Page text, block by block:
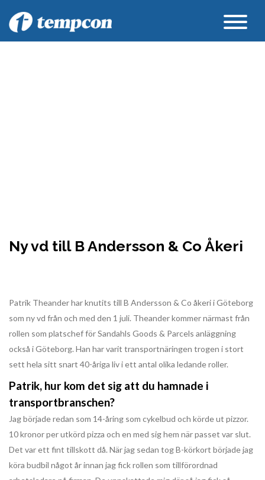
Ny vd till B Andersson & Co Åkeri
Patrik Theander har knutits till B Andersson & Co åkeri i Göteborg
som ny vd från och med den 1 juli. Theander kommer närmast från
rollen som platschef för Sandahls Goods & Parcels anläggning
också i Göteborg. Han har varit transportnäringen trogen i stort
sett hela sitt snart 40-åriga liv i ett antal olika ledande roller.
Patrik, hur kom det sig att du hamnade i
transportbranschen?
Jag började redan som 14-åring som cykelbud och körde ut pizzor.
10 kronor per utkörd pizza och en med sig hem när passet var slut.
Det var ett fint tillskott då. När jag sedan tog B-körkort började jag
köra budbil något år innan jag fick rollen som tillförordnad